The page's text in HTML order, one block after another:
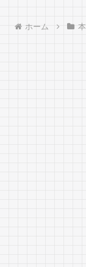
ホーム 本